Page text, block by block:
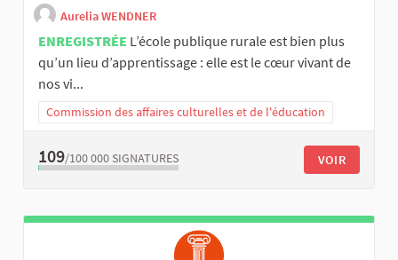
Aurelia WENDNER
ENREGISTRÉE L’école publique rurale est bien plus
qu’un lieu d’apprentissage : elle est le cœur vivant de
nos vi...
Commission des affaires culturelles et de l'éducation
109/100 000 SIGNATURES VOIR